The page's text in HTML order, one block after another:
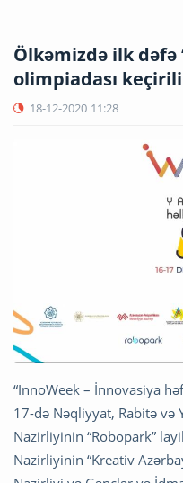
Ölkəmizdə ilk dəfə
olimpiadası
18-12-2020 11:28
“InnoWeek – İnnovasiya
17-də Nəqliyyat, Rabitə və
Nazirliyinin “Robopark”
Nazirliyinin “Kreativ